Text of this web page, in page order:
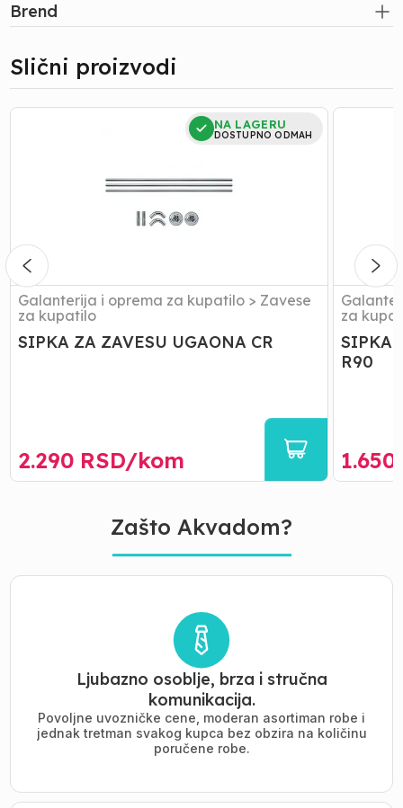
Brend
Slični proizvodi
SIPKA
NA LAGERU
DOSTUPNO ODMAH
Galanterija i oprema za kupatilo > Zavese
za kupatilo
SIPKA ZA ZAVESU UGAONA CR
2.290 RSD/kom
SIPKA
za
SIPKA
R90
1.650
Zašto Akvadom?
Ljubazno osoblje, brza i stručna
komunikacija.
Povoljne uvozničke cene, moderan asortiman robe i
jednak tretman svakog kupca bez obzira na količinu
poručene robe.